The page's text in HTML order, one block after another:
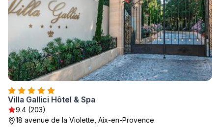
Villa Gallici Hôtel & Spa
9.4 (203)
18 avenue de la Violette, Aix-en-Provence